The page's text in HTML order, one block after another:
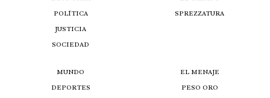
POLÍTICA
JUSTICIA
SOCIEDAD
SPREZZATURA
MUNDO
DEPORTES
EL MENAJE
PESO ORO